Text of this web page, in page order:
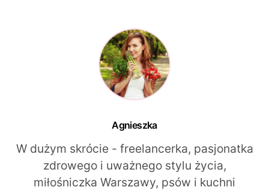
Agnieszka
W dużym skrócie - freelancerka, pasjonatka
zdrowego i uważnego stylu życia,
miłośniczka Warszawy, psów i kuchni